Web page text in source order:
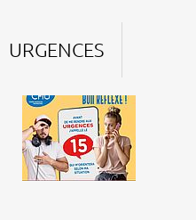
URGENCES